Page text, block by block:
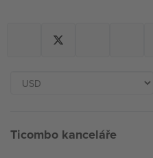
Ticombo kanceláře